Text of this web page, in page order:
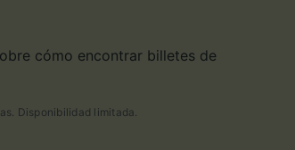
cómo encontrar billetes de
Disponibilidad limitada.